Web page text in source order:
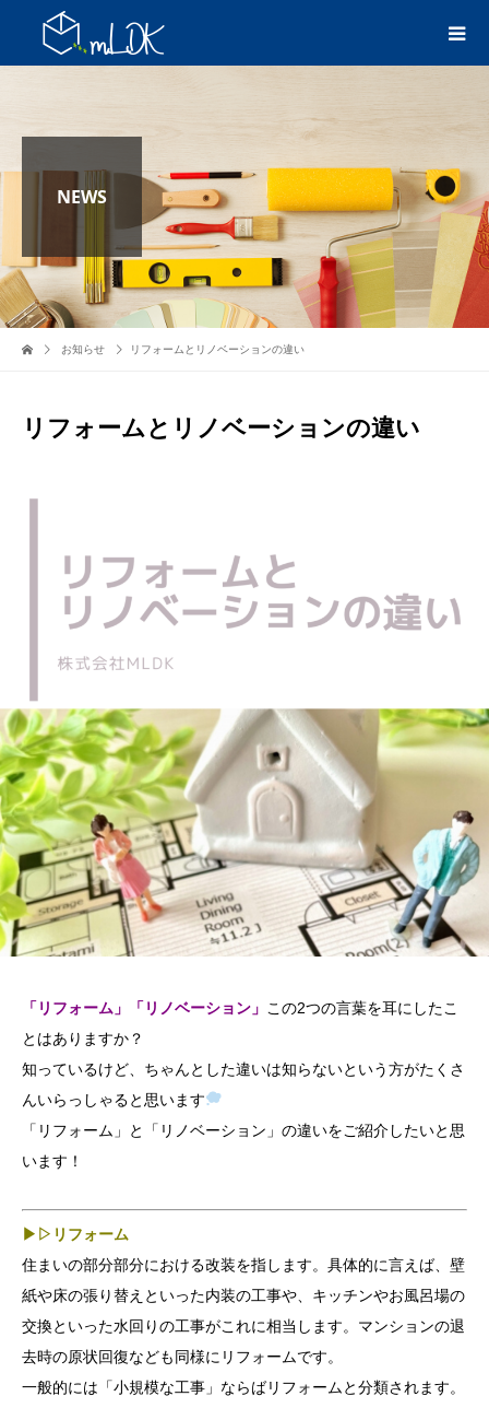
NEWS
お知らせ リフォームとリノベーションの違い
リフォームとリノベーションの違い
「リフォーム」「リノベーション」 この2つの言葉を耳にしたこ
とはありますか？
知っているけど、ちゃんとした違いは知らないという方がたくさ
んいらっしゃると思います
「リフォーム」と「リノベーション」の違いをご紹介したいと思
います！
▶︎▷リフォーム
住まいの部分部分における改装を指します。具体的に言えば、壁
紙や床の張り替えといった内装の工事や、キッチンやお風呂場の
交換といった水回りの工事がこれに相当します。マンションの退
去時の原状回復なども同様にリフォームです。
一般的には「小規模な工事」ならばリフォームと分類されます。